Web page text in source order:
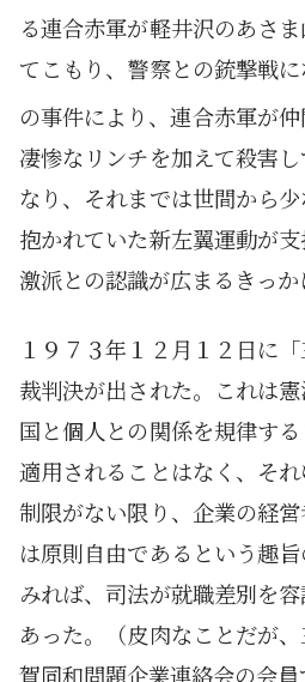
る連合赤軍が軽井沢のあさ
てこもり、警察との銃撃戦
の事件により、連合赤軍が
凄惨なリンチを加えて殺害
なり、それまでは世間から
抱かれていた新左翼運動が
激派との認識が広まるきっか
１９７３年１２月１２日に
裁判決が出された。これは
国と個人との関係を規律す
適用されることはなく、そ
制限がない限り、企業の経
は原則自由であるという趣
みれば、司法が就職差別を
あった。（皮肉なことだが
賀同和問題企業連絡会の会員